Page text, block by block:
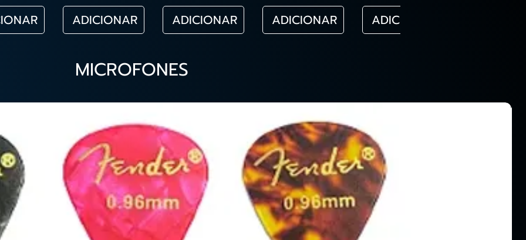
ADICIONAR ADICIONAR ADICIONAR ADICIONAR
MICROFONES